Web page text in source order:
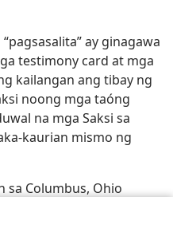
ay ginagawa
testimony card at mga
kailangan ang tibay ng
noong mga taóng
na mga Saksi sa
kaurian mismo ng
sa Columbus, Ohio
of the World,